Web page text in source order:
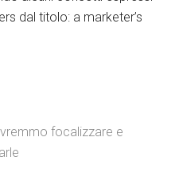
dal titolo: a marketer’s
focalizzare e